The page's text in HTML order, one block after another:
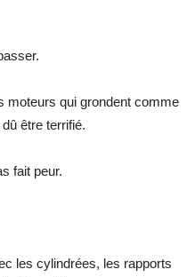
moteurs qui grondent comme
être terrifié.
fait peur.
les cylindrées, les rapports